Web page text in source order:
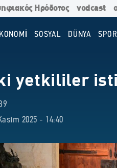
Ηρόδοτος vodcast
SOSYAL DÜNYA SPOR
yetkililer
2025 - 14:40